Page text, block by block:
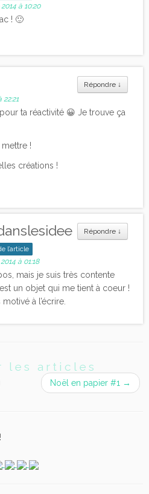
à 10:20
! 🙂
Répondre ↓
22:21
ta réactivité 😀 Je trouve ça
mettre !
créations !
Répondre ↓
l’article
à 01:18
mais je suis très contente
un objet qui me tient à coeur !
à l’écrire.
les articles
Noël en papier #1 →